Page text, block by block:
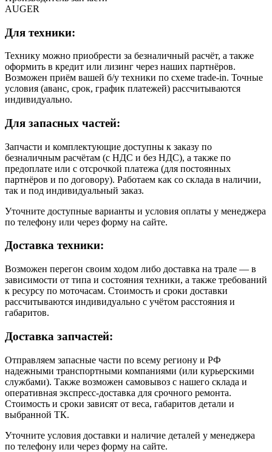
AUGER
Для техники:
Технику можно приобрести за безналичный расчёт, а также
оформить в кредит или лизинг через наших партнёров.
Возможен приём вашей б/у техники по схеме trade-in. Точные
условия (аванс, срок, график платежей) рассчитываются
индивидуально.
Для запасных частей:
Запчасти и комплектующие доступны к заказу по
безналичным расчётам (с НДС и без НДС), а также по
предоплате или с отсрочкой платежа (для постоянных
партнёров и по договору). Работаем как со склада в наличии,
так и под индивидуальный заказ.
Уточните доступные варианты и условия оплаты у менеджера
по телефону или через форму на сайте.
Доставка техники:
Возможен перегон своим ходом либо доставка на трале — в
зависимости от типа и состояния техники, а также требований
к ресурсу по моточасам. Стоимость и сроки доставки
рассчитываются индивидуально с учётом расстояния и
габаритов.
Доставка запчастей:
Отправляем запасные части по всему региону и РФ
надежными транспортными компаниями (или курьерскими
службами). Также возможен самовывоз с нашего склада и
оперативная экспресс-доставка для срочного ремонта.
Стоимость и сроки зависят от веса, габаритов детали и
выбранной ТК.
Уточните условия доставки и наличие деталей у менеджера
по телефону или через форму на сайте.